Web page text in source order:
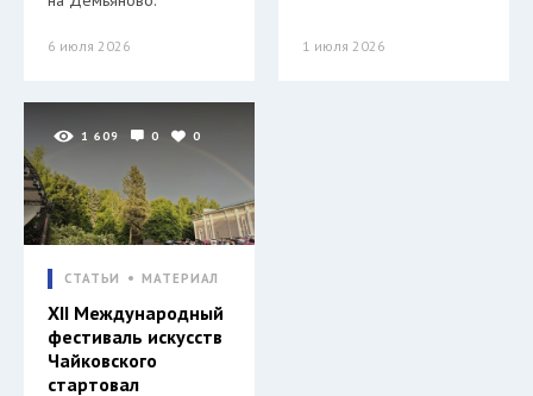
6 июля 2026 1 июля 2026
1 609 0 0
СТАТЬИ МАТЕРИАЛ
XII Международный
фестиваль искусств
Чайковского
стартовал